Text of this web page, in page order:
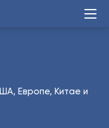
Европе, Китае и